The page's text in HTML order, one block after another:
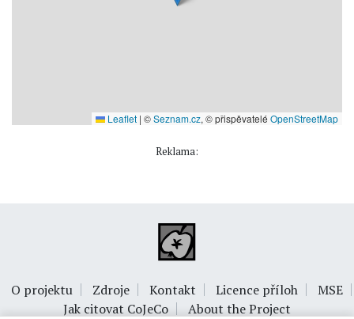
Leaflet | ©Seznam.cz, © přispěvatelé OpenStreetMap
Reklama:
O projektu Zdroje Kontakt Licence příloh
MSE
Jak citovat CoJeCo
About the Project